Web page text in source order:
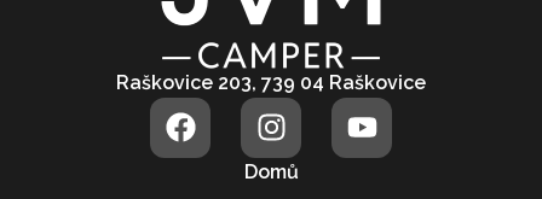
Raškovice 203, 739 04 Raškovice
Domů